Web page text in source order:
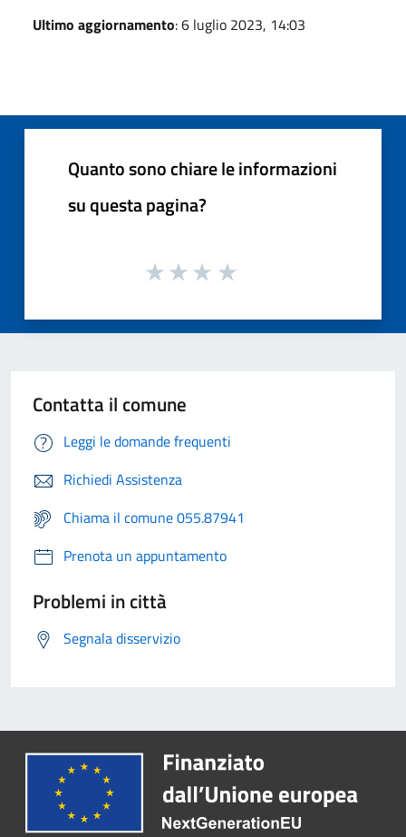
Ultimo aggiornamento: 6 luglio 2023, 14:03
Quanto sono chiare le informazioni
su questa pagina?
Contatta il comune
Leggi le domande frequenti
Richiedi Assistenza
Chiama il comune 055.87941
Prenota un appuntamento
Problemi in città
Segnala disservizio